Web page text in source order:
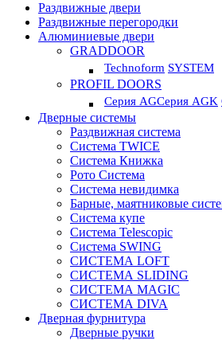
Раздвижные двери
Раздвижные перегородки
Алюминиевые двери
GRADDOOR
Technoform SYSTEM
PROFIL DOORS
Серия AGСерия AGK
Дверные системы
Раздвижная система
Система TWICE
Система Книжка
Рото Система
Система невидимка
Барные, маятниковые
Система купе
Система Telescopic
Система SWING
СИСТЕМА LOFT
СИСТЕМА SLIDING
СИСТЕМА MAGIC
СИСТЕМА DIVA
Дверная фурнитура
Дверные ручки